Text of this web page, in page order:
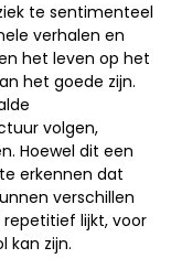
te sentimenteel
verhalen en
het leven op het
het goede zijn.
volgen,
Hoewel dit een
erkennen dat
verschillen
lijkt, voor
kan zijn.